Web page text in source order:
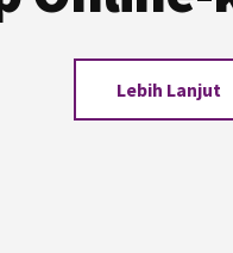
Lebih Lanjut